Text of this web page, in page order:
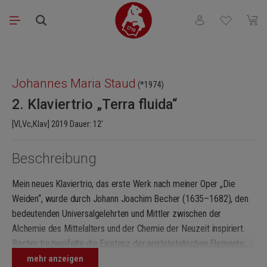
Zum Hauptinhalt springen
Du hast 0
Johannes Maria Staud (*1974)
2. Klaviertrio „Terra fluida“
[Vl,Vc,Klav] 2019 Dauer: 12'
Beschreibung
Mein neues Klaviertrio, das erste Werk nach meiner Oper „Die
Weiden“, wurde durch Johann Joachim Becher (1635–1682), den
bedeutenden Universalgelehrten und Mittler zwischen der
Alchemie des Mittelalters und der Chemie der Neuzeit inspiriert.
Becher bezweifelte die Existenz der aristotetelischen Elemente,
führte die Drei-Prinzipienlehre des Paracelsus in eine eigene
mehr anzeigen